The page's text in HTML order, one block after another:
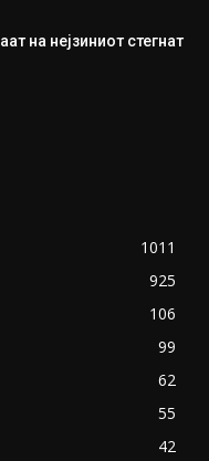
на нејзиниот стегнат
1011
925
106
99
62
55
42